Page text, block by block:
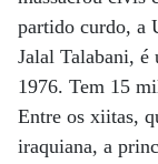
partido curdo, a
Jalal Talabani, é
1976. Tem 15
Entre os xiitas,
iraquiana, a